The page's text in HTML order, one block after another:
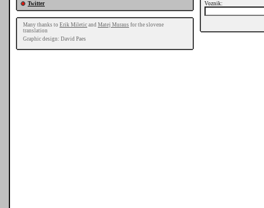
Twitter
Many thanks to Erik Miletic and Matej Muraus for the slovene
translation
Graphic design: David Paes
Voznik: